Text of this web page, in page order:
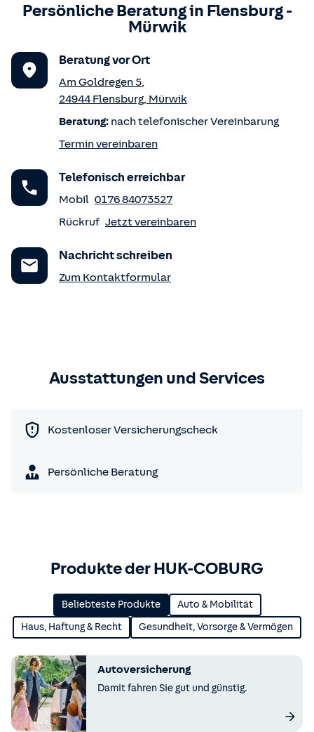
Persönliche Beratung in Flensburg -
Mürwik
Beratung vor Ort
Am Goldregen 5,
24944 Flensburg, Mürwik
Beratung: nach telefonischer Vereinbarung
Termin vereinbaren
Telefonisch erreichbar
Mobil 0176 84073527
Rückruf Jetzt vereinbaren
Nachricht schreiben
Zum Kontaktformular
Ausstattungen und Services
Kostenloser Versicherungscheck
Persönliche Beratung
Produkte der HUK-COBURG
Beliebteste Produkte Auto & Mobilität
Haus, Haftung & Recht Gesundheit, Vorsorge & Vermögen
Autoversicherung
Damit fahren Sie gut und günstig.